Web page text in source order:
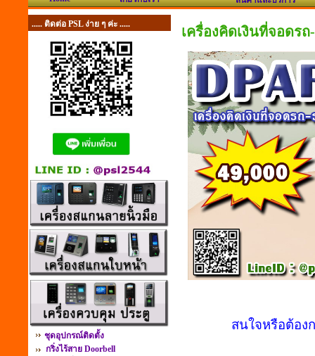
..... ติดต่อ PSL ง่าย ๆ ค่ะ .....
ชุดอุปกรณ์ติดตั้ง
กริ่งไร้สาย Doorbell
เครื่องคิดเงินที่จอดร
สนใจหรือต้อง